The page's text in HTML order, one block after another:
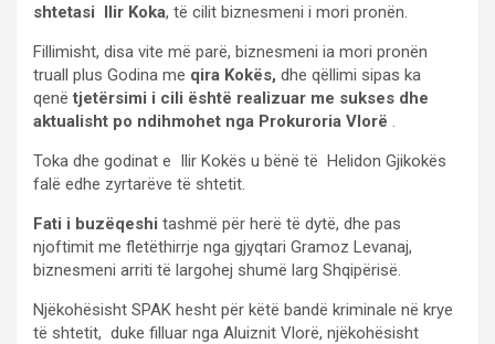
shtetasi Ilir Koka, të cilit biznesmeni i mori pronën.
Fillimisht, disa vite më parë, biznesmeni ia mori pronën
truall plus Godina me qira Kokës, dhe qëllimi sipas ka
qenëtjetërsimi i cili është realizuar me sukses dhe
aktualisht po ndihmohet nga Prokuroria Vlorë .
Toka dhe godinat e Ilir Kokës u bënë të Helidon Gjikokës
falë edhe zyrtarëve të shtetit.
Fati i buzëqeshi tashmë për herë të dytë, dhe pas
njoftimit me fletëthirrje nga gjyqtari Gramoz Levanaj,
biznesmeni arriti të largohej shumë larg Shqipërisë.
Njëkohësisht SPAK hesht për këtë bandë kriminale në krye
të shtetit, duke filluar nga Aluiznit Vlorë, njëkohësisht